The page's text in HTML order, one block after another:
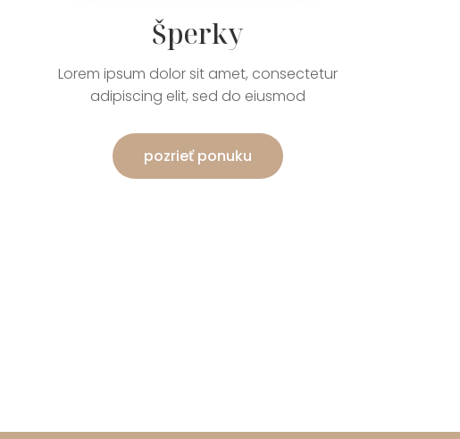
Šperky
Lorem ipsum dolor sit amet, consectetur
adipiscing elit, sed do eiusmod
pozrieť ponuku